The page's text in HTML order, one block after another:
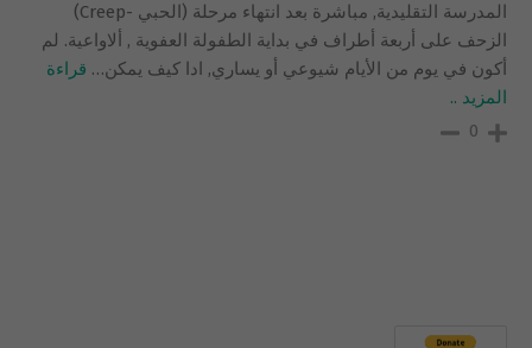
المدرسة التقليدية, مباشرة بعد انتهاء مرحلة (الحبي -Creep)
الزحف على أربعة أطراف في بداية الطفولة العفوية , ألاواعية. لم
أكون في يوم من الأيام شيوعي أو يساري, ادا كيف يمكن… قراءة
المزيد ..
0